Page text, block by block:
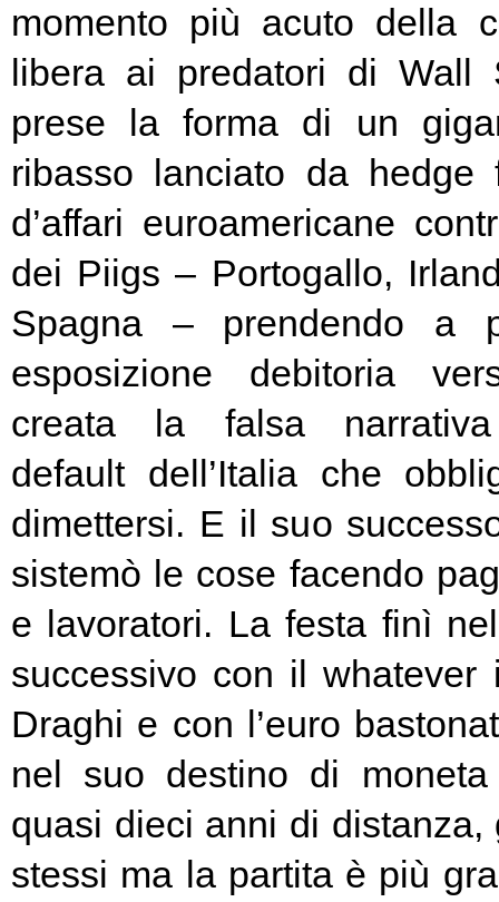
momento più acuto della
libera ai predatori di Wall
prese la forma di un
ribasso lanciato da hedge
d’affari euroamericane
dei Piigs – Portogallo,
Spagna – prendendo a
esposizione debitoria
creata la falsa narrativa
default dell’Italia che
dimettersi. E il suo
sistemò le cose facendo
e lavoratori. La festa finì
successivo con il whatever
Draghi e con l’euro
nel suo destino di
quasi dieci anni di
stessi ma la partita è più